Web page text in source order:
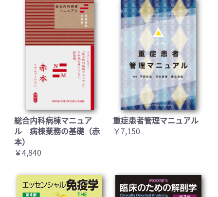
お買い物を続ける カートへ進む
総合内科病棟マニュア
ル 病棟業務の基礎（赤
本）
￥4,840
重症患者管理マニュアル
￥7,150